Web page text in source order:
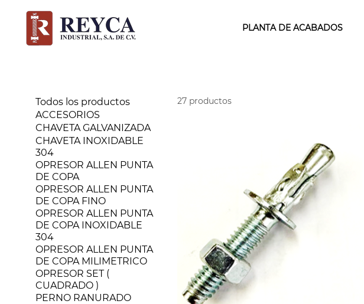
PLANTA DE ACABADOS
Todos los productos
ACCESORIOS
CHAVETA GALVANIZADA
CHAVETA INOXIDABLE
304
OPRESOR ALLEN PUNTA
DE COPA
OPRESOR ALLEN PUNTA
DE COPA FINO
OPRESOR ALLEN PUNTA
DE COPA INOXIDABLE
304
OPRESOR ALLEN PUNTA
DE COPA MILIMETRICO
OPRESOR SET (
CUADRADO )
PERNO RANURADO
27 productos